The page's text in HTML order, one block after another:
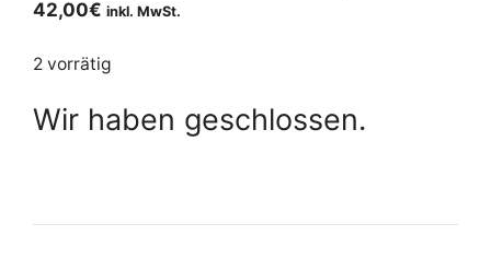
42,00€ inkl. MwSt.
2 vorrätig
Wir haben geschlossen.